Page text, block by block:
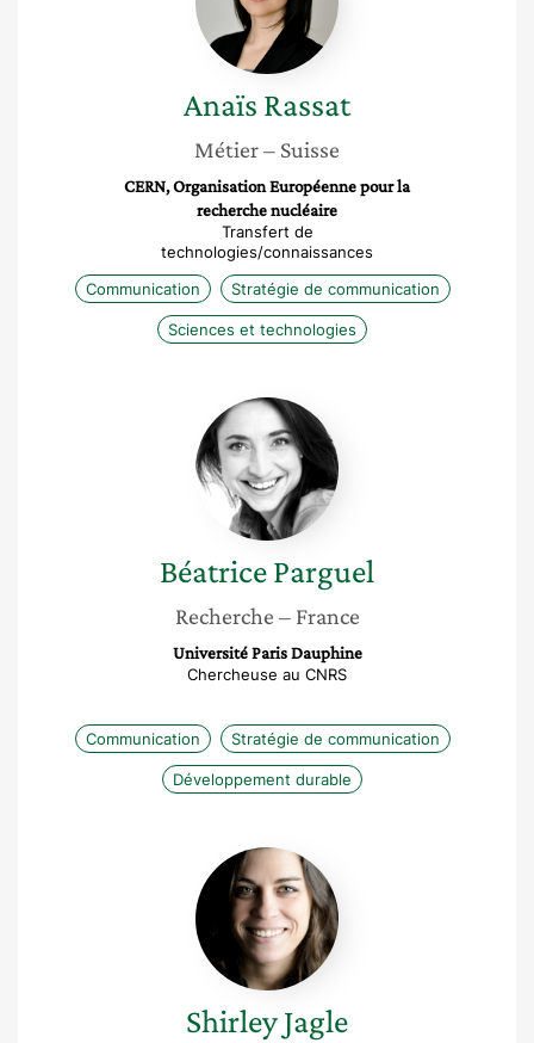
Anaïs Rassat
Métier– Suisse
CERN, Organisation Européenne pour la
recherche nucléaire
Transfert de
technologies/connaissances
Communication
Stratégie de communication
Sciences et technologies
Béatrice
Parguel
BéatriceParguel
Recherche – France
Université Paris Dauphine
Chercheuse au CNRS
Communication Stratégie de communication
Développement durable
Shirley
Jagle
ShirleyJagle